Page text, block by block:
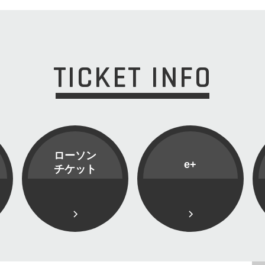
TICKET INFO
ローソン
チケット
e+